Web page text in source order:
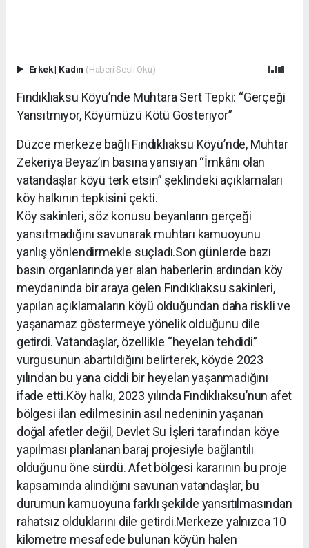
Erkek| Kadın (Haberi Sesli Oku)
Fındıklıaksu Köyü’nde Muhtara Sert Tepki: “Gerçeği
Yansıtmıyor, Köyümüzü Kötü Gösteriyor”
Düzce merkeze bağlı Fındıklıaksu Köyü’nde, Muhtar
Zekeriya Beyaz’ın basına yansıyan “İmkânı olan
vatandaşlar köyü terk etsin” şeklindeki açıklamaları
köy halkının tepkisini çekti.
Köy sakinleri, söz konusu beyanların gerçeği
yansıtmadığını savunarak muhtarı kamuoyunu
yanlış yönlendirmekle suçladı.Son günlerde bazı
basın organlarında yer alan haberlerin ardından köy
meydanında bir araya gelen Fındıklıaksu sakinleri,
yapılan açıklamaların köyü olduğundan daha riskli ve
yaşanamaz göstermeye yönelik olduğunu dile
getirdi. Vatandaşlar, özellikle “heyelan tehdidi”
vurgusunun abartıldığını belirterek, köyde 2023
yılından bu yana ciddi bir heyelan yaşanmadığını
ifade etti.Köy halkı, 2023 yılında Fındıklıaksu’nun afet
bölgesi ilan edilmesinin asıl nedeninin yaşanan
doğal afetler değil, Devlet Su İşleri tarafından köye
yapılması planlanan baraj projesiyle bağlantılı
olduğunu öne sürdü. Afet bölgesi kararının bu proje
kapsamında alındığını savunan vatandaşlar, bu
durumun kamuoyuna farklı şekilde yansıtılmasından
rahatsız olduklarını dile getirdi.Merkeze yalnızca 10
kilometre mesafede bulunan köyün halen